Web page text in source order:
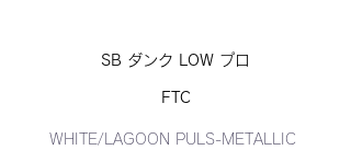
SB ダンク LOW プロ
FTC
WHITE/LAGOON PULS-METALLIC